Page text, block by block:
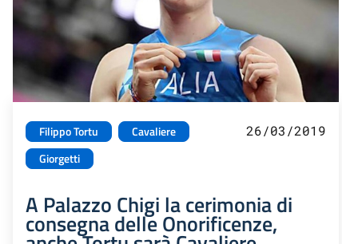
Filippo Tortu
Cavaliere
Giorgetti
26/03/2019
A Palazzo Chigi la cerimonia di
consegna delle Onorificenze,